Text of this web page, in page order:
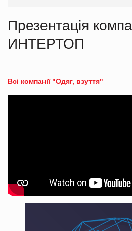
Презентація
ИНТЕРТОП
Всі компанії "Одяг, взуття"